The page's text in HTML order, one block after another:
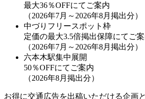
最大36％OFFにてご案内
（2026年7月～2026年8月掲出分）
中づりフリースポット枠
定価の最大3.5倍掲出保障にてご
（2026年7月～2026年8月掲出分）
六本木駅集中展開
50％OFFにてご案内
（2026年8月掲出分）
お得に交通広告を出稿いただける企画